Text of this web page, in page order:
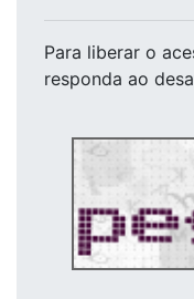
Para liberar o
responda ao